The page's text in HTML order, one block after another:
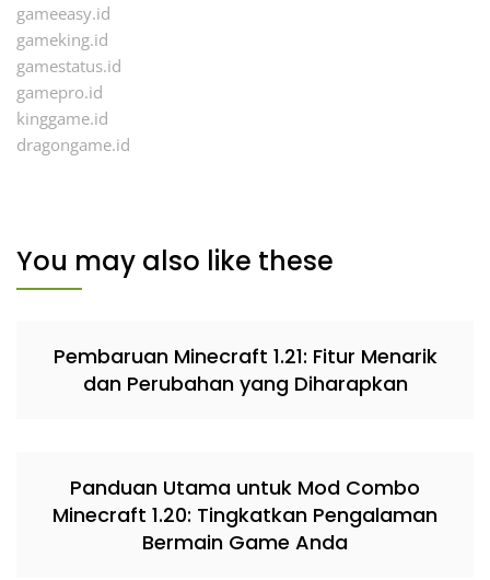
gameeasy.id
gameking.id
gamestatus.id
gamepro.id
kinggame.id
dragongame.id
You may also like these
Pembaruan Minecraft 1.21: Fitur Menarik
dan Perubahan yang Diharapkan
Panduan Utama untuk Mod Combo
Minecraft 1.20: Tingkatkan Pengalaman
Bermain Game Anda